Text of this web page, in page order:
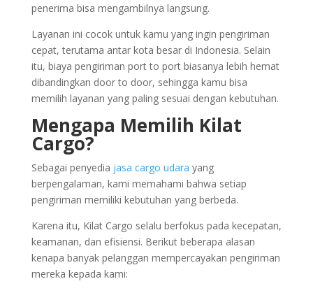
penerima bisa mengambilnya langsung.
Layanan ini cocok untuk kamu yang ingin pengiriman
cepat, terutama antar kota besar di Indonesia. Selain
itu, biaya pengiriman port to port biasanya lebih hemat
dibandingkan door to door, sehingga kamu bisa
memilih layanan yang paling sesuai dengan kebutuhan.
Mengapa Memilih Kilat
Cargo?
Sebagai penyedia jasa cargo udara yang
berpengalaman, kami memahami bahwa setiap
pengiriman memiliki kebutuhan yang berbeda.
Karena itu, Kilat Cargo selalu berfokus pada kecepatan,
keamanan, dan efisiensi. Berikut beberapa alasan
kenapa banyak pelanggan mempercayakan pengiriman
mereka kepada kami: